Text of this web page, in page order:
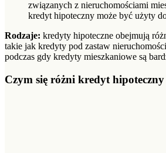
związanych z nieruchomościami
kredyt hipoteczny może być użyty
Rodzaje: kredyty hipoteczne obejmują
takie jak kredyty pod zastaw
podczas gdy kredyty mieszkaniowe są
Czym się różni kredyt